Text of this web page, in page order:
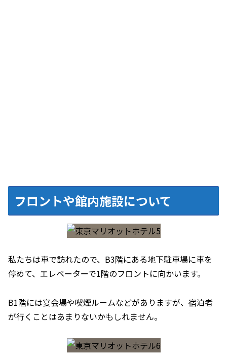
フロントや館内施設について
私たちは車で訪れたので、B3階にある地下駐車場に車を
停めて、エレベーターで1階のフロントに向かいます。
B1階には宴会場や喫煙ルームなどがありますが、宿泊者
が行くことはあまりないかもしれません。